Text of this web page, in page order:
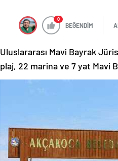
0
BEĞENDİM
Uluslararası Mavi Bayrak
plaj, 22 marina ve 7 yat Mavi